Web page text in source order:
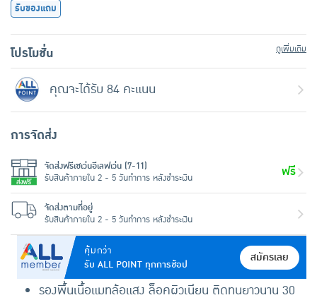
คุ้มกว่า
รับ ALL POINT ทุกการช้อป
สมัครเลย
รองพื้นเนื้อแมทล้อแสง ล็อคผิวเนียน ติดทนยาวนาน 30
รับของแถม
โปรโมชั่น ดูเพิ่มเติม
คุณจะได้รับ 84 คะแนน
การจัดส่ง
จัดส่งฟรีเซเว่นอีเลฟเว่น (7-11)
รับสินค้าภายใน 2 - 5 วันทำการ หลังชำระเงิน
ฟรี
จัดส่งตามที่อยู่
รับสินค้าภายใน 2 - 5 วันทำการ หลังชำระเงิน